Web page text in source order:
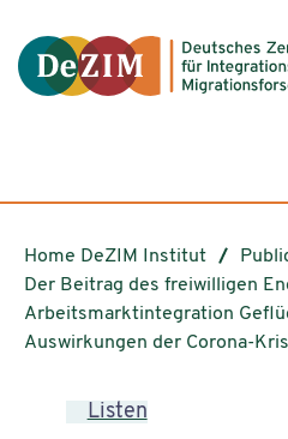
Home DeZIM Institut
Der Beitrag des freiwilligen
Arbeitsmarktintegration
Auswirkungen der Corona-
Listen